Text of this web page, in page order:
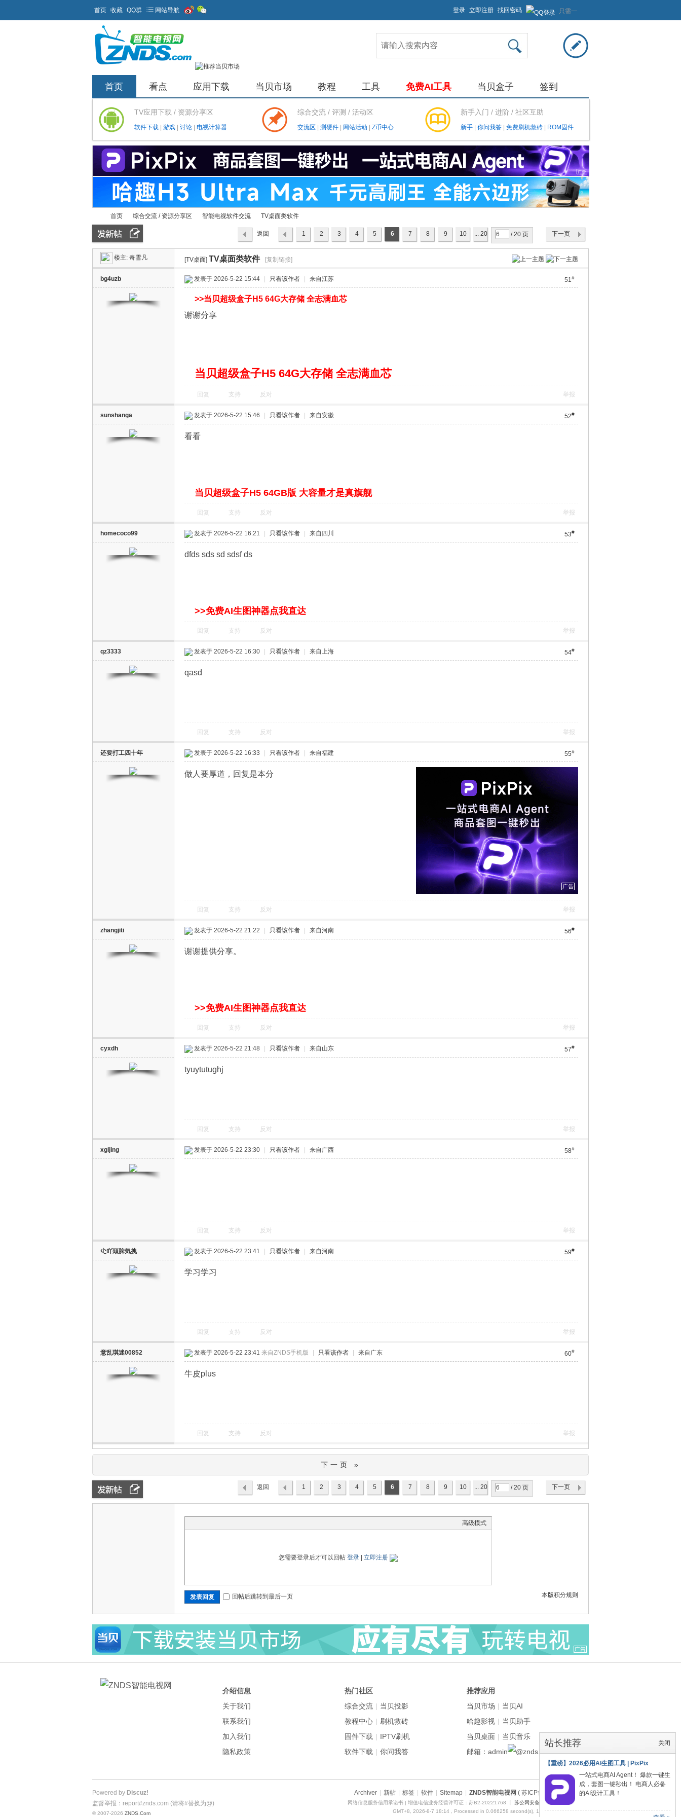
首页 收藏 QQ群 网站导航 只需一
步，快
速开始
登录 立即注册 找回密码
首页 看点 应用下载 当贝市场 教程 工具 免费AI工具 当贝盒子 签到
TV应用下载 / 资源分享区
软件下载 游戏 讨论 电视计算器
综合交流 / 评测 / 活动区
交流区 测硬件 网站活动 Z币中心
新手入门 / 进阶 / 社区互助
新手 你问我答 免费刷机救砖 ROM固件
»
首页
›
综合交流 / 资源分享区
›
智能电视软件交流
›
TV桌面类软件
1 2 3 4 5 6 7 8 9 10 ... 20 / 20 页 下一页
返回
列表
楼主: 奇雪凡 [TV桌面] TV桌面类软件 [复制链接]
bg4uzb 51#
发表于 2026-5-22 15:44 只看该作者 来自江苏
>>当贝超级盒子H5 64G大存储 全志满血芯
谢谢分享
当贝超级盒子H5 64G大存储 全志满血芯
回复 支持 反对 举报
sunshanga 52#
发表于 2026-5-22 15:46 只看该作者 来自安徽
看看
当贝超级盒子H5 64GB版 大容量才是真旗舰
回复 支持 反对 举报
homecoco99 53#
发表于 2026-5-22 16:21 只看该作者 来自四川
dfds sds sd sdsf ds
>>免费AI生图神器点我直达
回复 支持 反对 举报
qz3333 54#
发表于 2026-5-22 16:30 只看该作者 来自上海
qasd
回复 支持 反对 举报
还要打工四十年 55#
发表于 2026-5-22 16:33 只看该作者 来自福建
做人要厚道，回复是本分
回复 支持 反对 举报
zhangjiti 56#
发表于 2026-5-22 21:22 只看该作者 来自河南
谢谢提供分享。
>>免费AI生图神器点我直达
回复 支持 反对 举报
cyxdh 57#
发表于 2026-5-22 21:48 只看该作者 来自山东
tyuytutughj
回复 支持 反对 举报
xgljing 58#
发表于 2026-5-22 23:30 只看该作者 来自广西
回复 支持 反对 举报
尐吖頭脾気拽 59#
发表于 2026-5-22 23:41 只看该作者 来自河南
学习学习
回复 支持 反对 举报
意乱琪迷00852 60#
发表于 2026-5-22 23:41 来自ZNDS手机版 只看该作者 来自广东
牛皮plus
回复 支持 反对 举报
下一页 »
1 2 3 4 5 6 7 8 9 10 ... 20 / 20 页 下一页
返回
高级模式
您需要登录后才可以回帖 登录 立即注册
本版积分规则
发表回复 回帖后跳转到最后一页
关闭
站长推荐
【重磅】2026必用AI生图工具 | PixPix
一站式电商AI Agent！ 爆款一键生
成，套图一键秒出！ 电商人必备
的AI设计工具！
推荐应用
当贝市场 | 当贝AI
哈趣影视 | 当贝助手
当贝桌面 | 当贝音乐
邮箱：admin
znds.com
热门社区
综合交流 | 当贝投影
教程中心 | 刷机救砖
固件下载 | IPTV刷机
软件下载 | 你问我答
介绍信息
关于我们
联系我们
加入我们
隐私政策
Archiver 新帖 标签 软件 Sitemap ZNDS智能电视网 ( 苏ICP备2023012627号 )
网络信息服务信用承诺书 | 增值电信业务经营许可证：苏B2-20221768 丨 苏公网安备 32011402011373号
GMT+8, 2026-8-7 18:14 , Processed in 0.066258 second(s), 10 queries , Redis On.
Powered by Discuz!
监督举报：report#znds.com (请将#替换为@)
© 2007-2026 ZNDS.Com